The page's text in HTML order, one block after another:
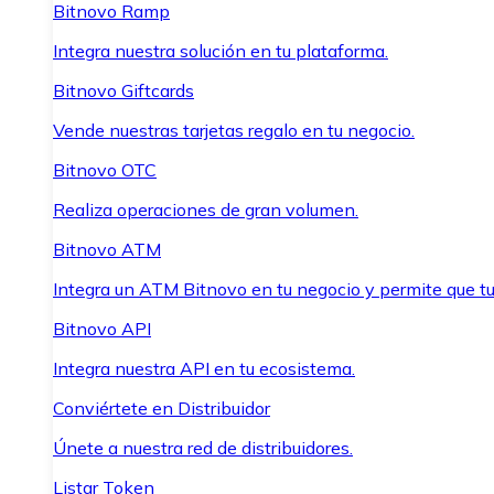
Bitnovo Ramp
Integra nuestra solución en tu plataforma.
Bitnovo Giftcards
Vende nuestras tarjetas regalo en tu negocio.
Bitnovo OTC
Realiza operaciones de gran volumen.
Bitnovo ATM
Integra un ATM Bitnovo en tu negocio y permite que
Bitnovo API
Integra nuestra API en tu ecosistema.
Conviértete en Distribuidor
Únete a nuestra red de distribuidores.
Listar Token